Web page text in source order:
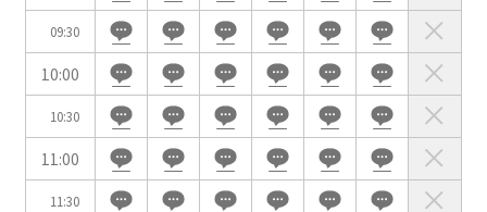
09:30
10:00
10:30
11:00
11:30
03-3346-1396
受付時間 9:00～18:00（土日祝日・年末年始を除く）
WEBからのお問合せ
お問合せフォーム
口の字型 島型 T字島型
面積